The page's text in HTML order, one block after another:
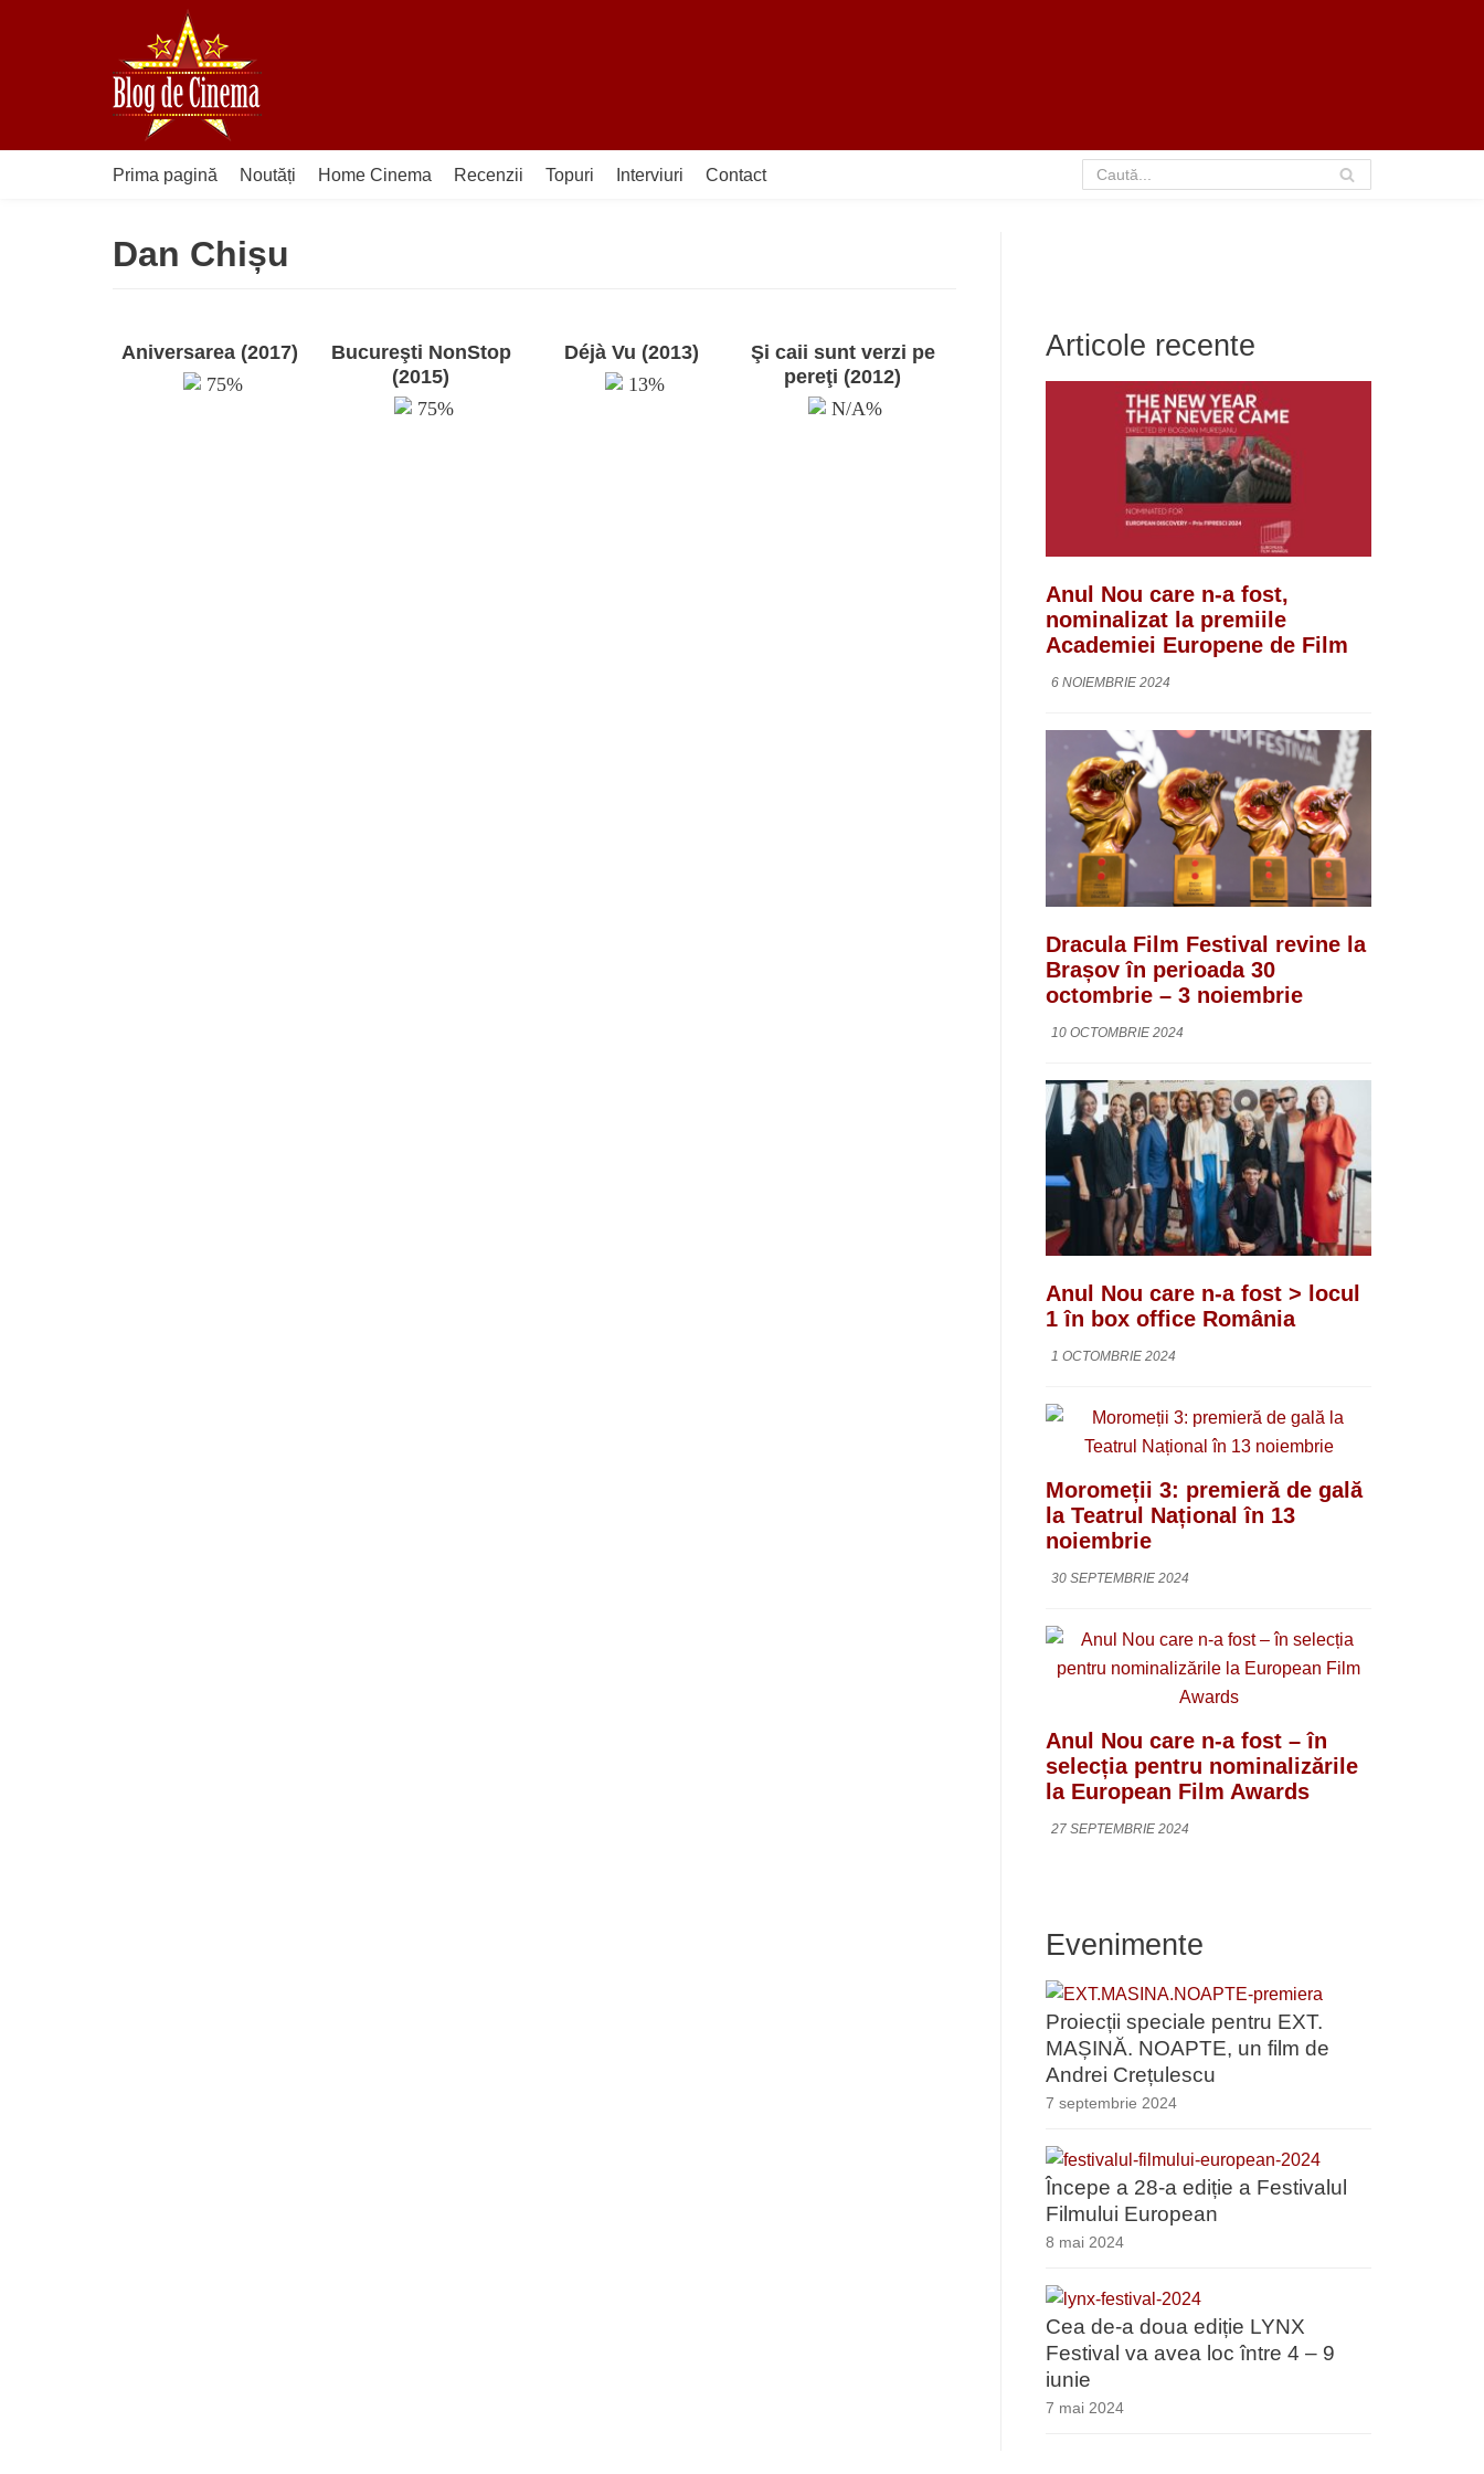
Prima pagină Noutăți Home Cinema Recenzii Topuri Interviuri Contact
Dan Chișu
Aniversarea (2017)
75%
Bucureşti NonStop
(2015)
75%
Déjà Vu (2013)
13%
Şi caii sunt verzi pe
pereţi (2012)
N/A%
Articole recente
Anul Nou care n-a fost,
nominalizat la premiile
Academiei Europene de Film
6 NOIEMBRIE 2024
Dracula Film Festival revine la
Brașov în perioada 30
octombrie – 3 noiembrie
10 OCTOMBRIE 2024
Anul Nou care n-a fost > locul
1 în box office România
1 OCTOMBRIE 2024
Moromeții 3: premieră de gală
la Teatrul Național în 13
noiembrie
30 SEPTEMBRIE 2024
Anul Nou care n-a fost – în
selecția pentru nominalizările
la European Film Awards
27 SEPTEMBRIE 2024
Evenimente
Proiecții speciale pentru EXT.
MAȘINĂ. NOAPTE, un film de
Andrei Crețulescu
7 septembrie 2024
Începe a 28-a ediție a Festivalul
Filmului European
8 mai 2024
Cea de-a doua ediție LYNX
Festival va avea loc între 4 – 9
iunie
7 mai 2024